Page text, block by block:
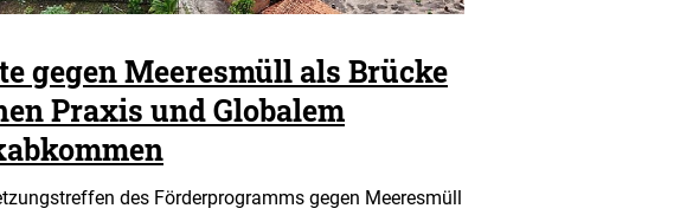
gegen Meeresmüll als Brücke
Praxis und Globalem
des Förderprogramms gegen Meeresmüll